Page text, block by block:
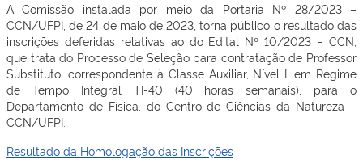
A Comissão instalada por meio da Portaria Nº 28/2023 –
CCN/UFPI, de 24 de maio de 2023, torna público o resultado das
inscrições deferidas relativas ao do Edital Nº 10/2023 – CCN,
que trata do Processo de Seleção para contratação de Professor
Substituto, correspondente à Classe Auxiliar, Nível I, em Regime
de Tempo Integral TI-40 (40 horas semanais), para o
Departamento de Física, do Centro de Ciências da Natureza –
CCN/UFPI.
Resultado da Homologação das Inscrições